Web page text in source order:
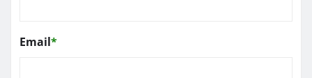
Email*